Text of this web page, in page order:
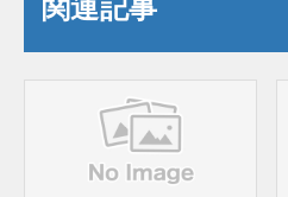
関連記事